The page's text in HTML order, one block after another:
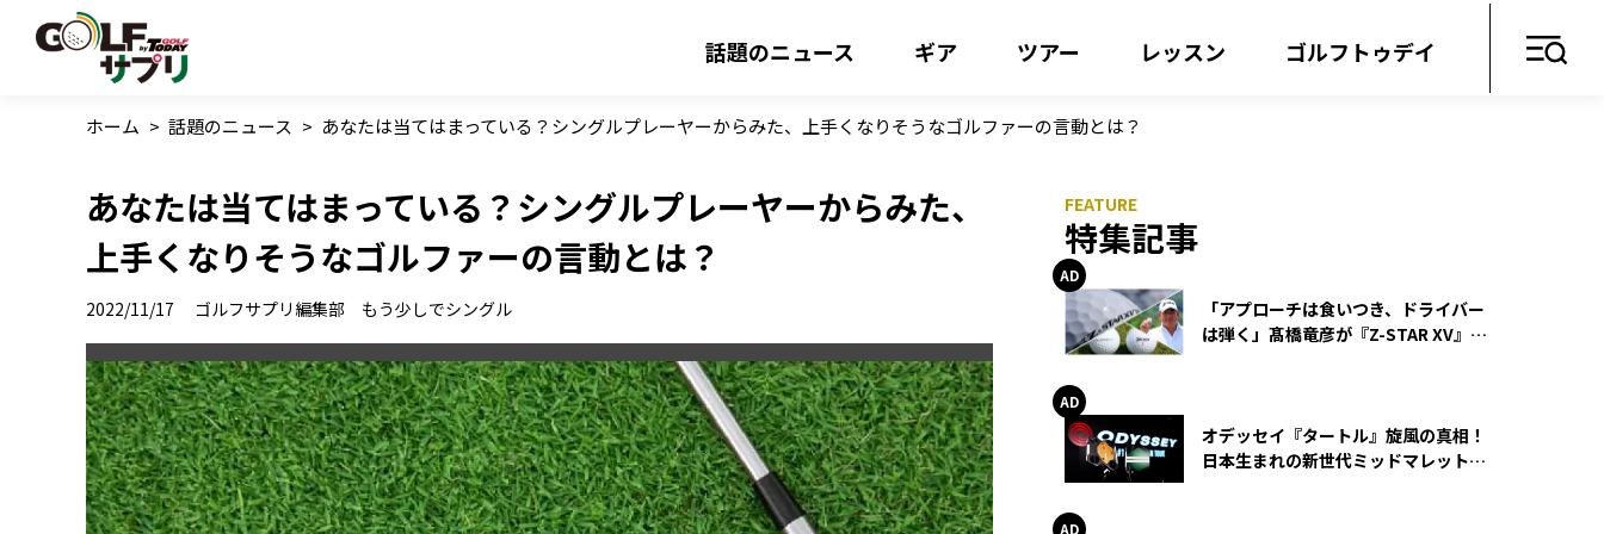
話題のニュース ギア ツアー レッスン ゴルフトゥデイ
ホーム > 話題のニュース > あなたは当てはまっている？シングルプレーヤーからみた、上手くなりそうなゴルファーの言動とは？
あなたは当てはまっている？シングルプレーヤーからみた、
上手くなりそうなゴルファーの言動とは？
2022/11/17 ゴルフサプリ編集部 もう少しでシングル
特集記事
「アプローチは食いつき、ドライバー
は弾く」髙橋竜彦が『Z-STAR XV』を
オデッセイ『タートル』旋風の真相！
日本生まれの新世代ミッドマレットが